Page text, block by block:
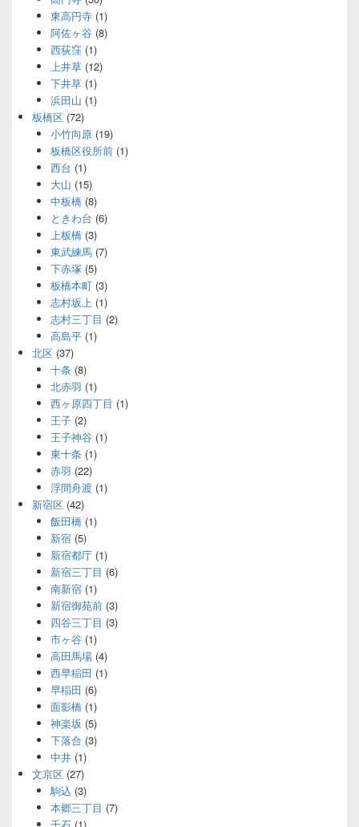
東高円寺(1)
阿佐ヶ谷(8)
西荻窪(1)
上井草(12)
下井草(1)
浜田山 (1)
板橋区 (72)
小竹向原(19)
板橋区役所前(1)
西台 (1)
大山 (15)
中板橋(8)
ときわ台 (6)
上板橋(3)
東武練馬(7)
下赤塚 (5)
板橋本町(3)
志村坂上 (1)
志村三丁目 (2)
高島平(1)
北区 (37)
十条 (8)
北赤羽 (1)
西ヶ原四丁目 (1)
王子(2)
王子神谷(1)
東十条 (1)
赤羽 (22)
浮間舟渡(1)
新宿区 (42)
飯田橋(1)
新宿(5)
新宿都庁(1)
新宿三丁目 (6)
南新宿(1)
新宿御苑前(3)
四谷三丁目 (3)
市ヶ谷(1)
高田馬場(4)
西早稲田 (1)
早稲田 (6)
面影橋(1)
神楽坂 (5)
下落合(3)
中井(1)
文京区 (27)
駒込 (3)
本郷三丁目 (7)
千石(1)